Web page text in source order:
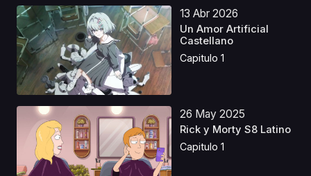
13 Abr 2026
Un Amor Artificial
Castellano
Capitulo 1
26 May 2025
Rick y Morty S8 Latino
Capitulo 1